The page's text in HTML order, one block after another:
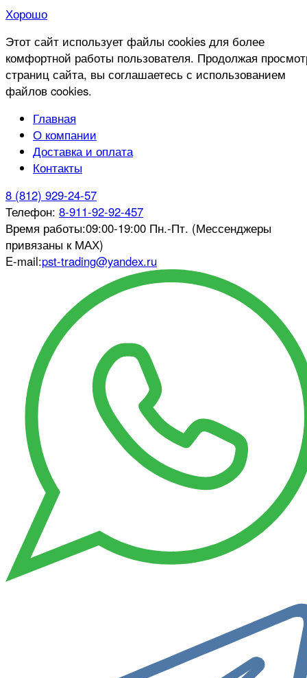
Хорошо
Этот сайт использует файлы cookies для более
комфортной работы пользователя. Продолжая
страниц сайта, вы соглашаетесь с использованием
файлов cookies.
Главная
О компании
Доставка и оплата
Контакты
8 (812) 929-24-57
Телефон: 8-911-92-92-457
Время работы:09:00-19:00 Пн.-Пт. (Мессенджеры
привязаны к МАХ)
E-mail:pst-trading@yandex.ru